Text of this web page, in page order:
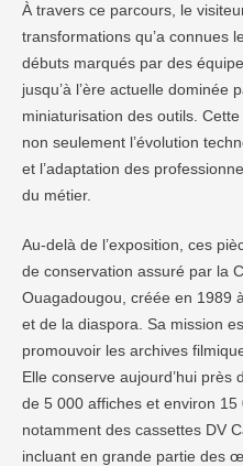
À travers ce parcours, le
transformations qu’a connues
débuts marqués par des
jusqu’à l’ère actuelle dominée
miniaturisation des outils.
non seulement l’évolution
et l’adaptation des
du métier.
Au-delà de l’exposition, ces
de conservation assuré par la
Ouagadougou, créée en 1989
et de la diaspora. Sa mission
promouvoir les archives
Elle conserve aujourd’hui
de 5 000 affiches et environ 15
notamment des cassettes DV
incluant en grande partie des